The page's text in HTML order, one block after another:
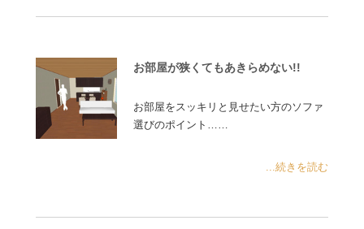
お部屋が狭くてもあきらめない!!
お部屋をスッキリと見せたい方のソファ
選びのポイント……
...続きを読む